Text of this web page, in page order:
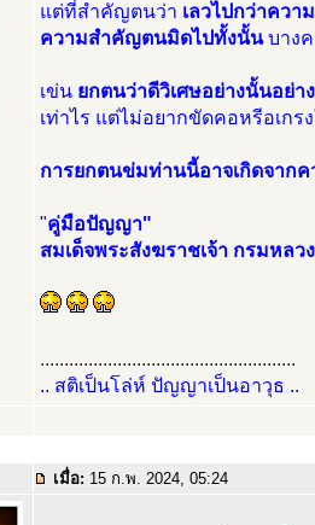
แต่ที่สำคัญตนว่า เลวไปกว่าควา
ความสำคัญตนมิดไปทั้งนั้นบาง
เข่น ยกตนว่าดีวิเศษอย่างนั้นอย่
เท่าไร แต่ไม่อยากขัดคอหรีอเก
การยกตนข่มท่านนี้อาจเกิดจาก
"คู่มือปัญญา"
สมเด็จพระสังฆราชเจ้า กรมหล
.....................................................
.. สติเป็นโล่ห์ ปัญญาเป็นอาวุธ ..
เมื่อ: 15 ก.พ. 2024, 05:24